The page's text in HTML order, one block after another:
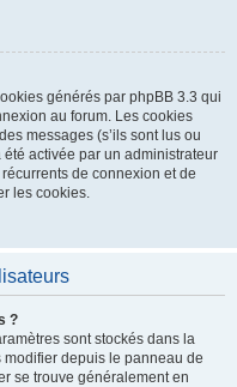
générés par phpBB 3.3 qui
au forum. Les cookies
messages (s’ils sont lus ou
activée par un administrateur
de connexion et de
les cookies.
?
sont stockés dans la
depuis le panneau de
se trouve généralement en